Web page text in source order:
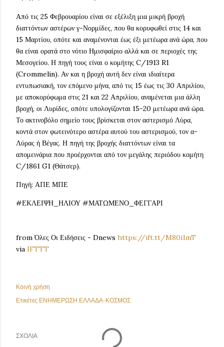
Από τις 25 Φεβρουαρίου είναι σε εξέλιξη μια μικρή βροχή
διαττόντων αστέρων γ-Νορμίδες, που θα κορυφωθεί στις 14 και
15 Μαρτίου, οπότε και αναμένονται έως έξι μετέωρα ανά ώρα, που
θα είναι ορατά στο νότιο Ημισφαίριο αλλά και σε περιοχές της
Μεσογείου. Η πηγή τους είναι ο κομήτης C/1913 R1
(Crommelin). Αν και η βροχή αυτή δεν είναι ιδιαίτερα
εντυπωσιακή, τον επόμενο μήνα, από τις 15 έως τις 30 Απριλίου,
με αποκορύφωμα στις 21 και 22 Απριλίου, αναμένεται μια άλλη
βροχή, οι Λυρίδες, οπότε υπολογίζονται 15-20 μετέωρα ανά ώρα.
Το ακτινοβόλο σημείο τους βρίσκεται στον αστερισμό Λύρα,
κοντά στον φωτεινότερο αστέρα αυτού του αστερισμού, τον α-
Λύρας ή Βέγας. Η πηγή της βροχής διαττόντων είναι τα
απομεινάρια που προέρχονται από τον μεγάλης περιόδου κομήτη
C/1861 G1 (Θάτσερ).
Πηγή: ΑΠΕ ΜΠΕ
#ΕΚΛΕΙΨΗ_ΗΛΙΟΥ #ΜΑΤΩΜΕΝΟ_ΦΕΓΓΑΡΙ
from Όλες Οι Ειδήσεις - Dnews https://ift.tt/M80i1mT
via IFTTT
Κοινή χρήση
Ετικέτες ΕΝΗΜΕΡΩΣΗ ΕΛΛΑΔΑ-ΚΟΣΜΟΣ
ΣΧΌΛΙΑ